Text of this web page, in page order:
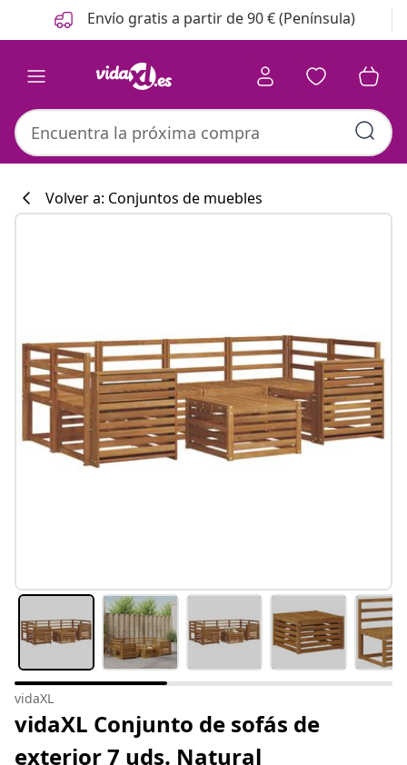
Anterior
Siguiente Envío gratis a partir de 90 € (Península)
#sharemevidaxl
Volver a: Conjuntos de muebles
vidaXL
vidaXL Conjunto de sofás de
exterior 7 uds. Natural